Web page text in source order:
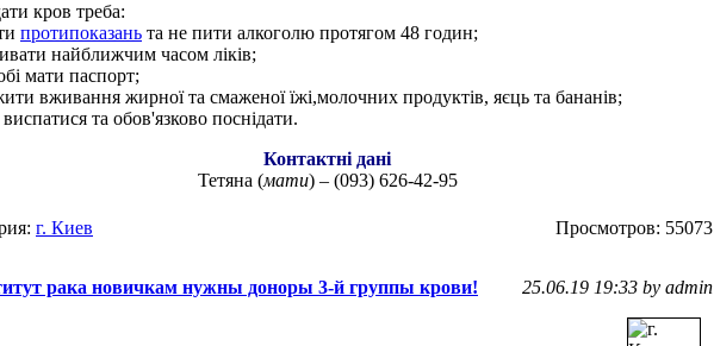
кров треба:
протипоказань та не пити алкоголю протягом 48 годин;
найближчим часом ліків;
мати паспорт;
вживання жирної та смаженої їжі,молочних продуктів, яєць та бананів;
та обов'язково поснідати.
Контактні дані
Тетяна (мати) – (093) 626-42-95
г. Киев Просмотров: 55073
рака новичкам нужны доноры 3-й группы крови! 25.06.19 19:33 by admin